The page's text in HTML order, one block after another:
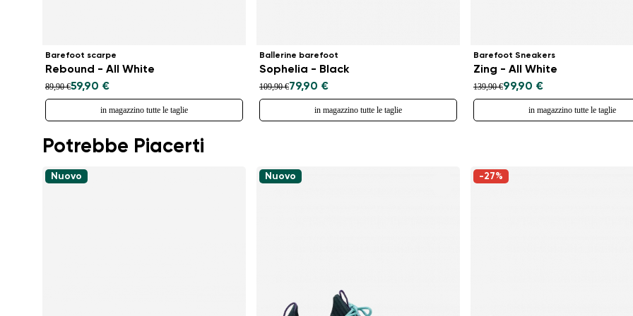
Barefoot scarpe
Rebound - All White
89,90 €59,90 €
in magazzino tutte le taglie
Ballerine barefoot
Sophelia - Black
109,90 €79,90 €
in magazzino tutte le taglie
Barefoot Sneakers
Zing - All White
139,90 €99,90 €
in magazzino tutte le taglie
Potrebbe Piacerti
Nuovo Nuovo -27%